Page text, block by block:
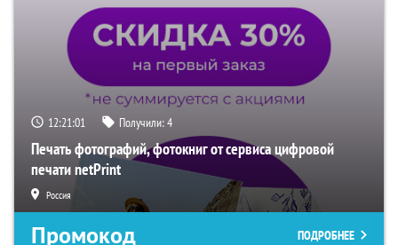
12:21:00 Получили:4
Печать фотографий, фотокниг от сервиса цифровой
печати netPrint
Россия
Промокод ПОДРОБНЕЕ